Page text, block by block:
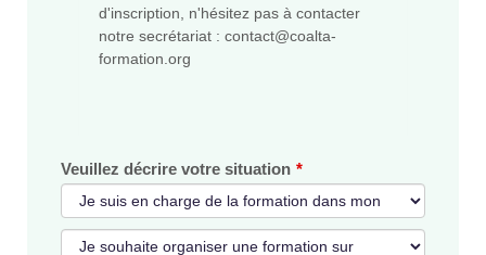
d'inscription, n'hésitez pas à contacter
notre secrétariat : contact@coalta-
formation.org
Veuillez décrire votre situation